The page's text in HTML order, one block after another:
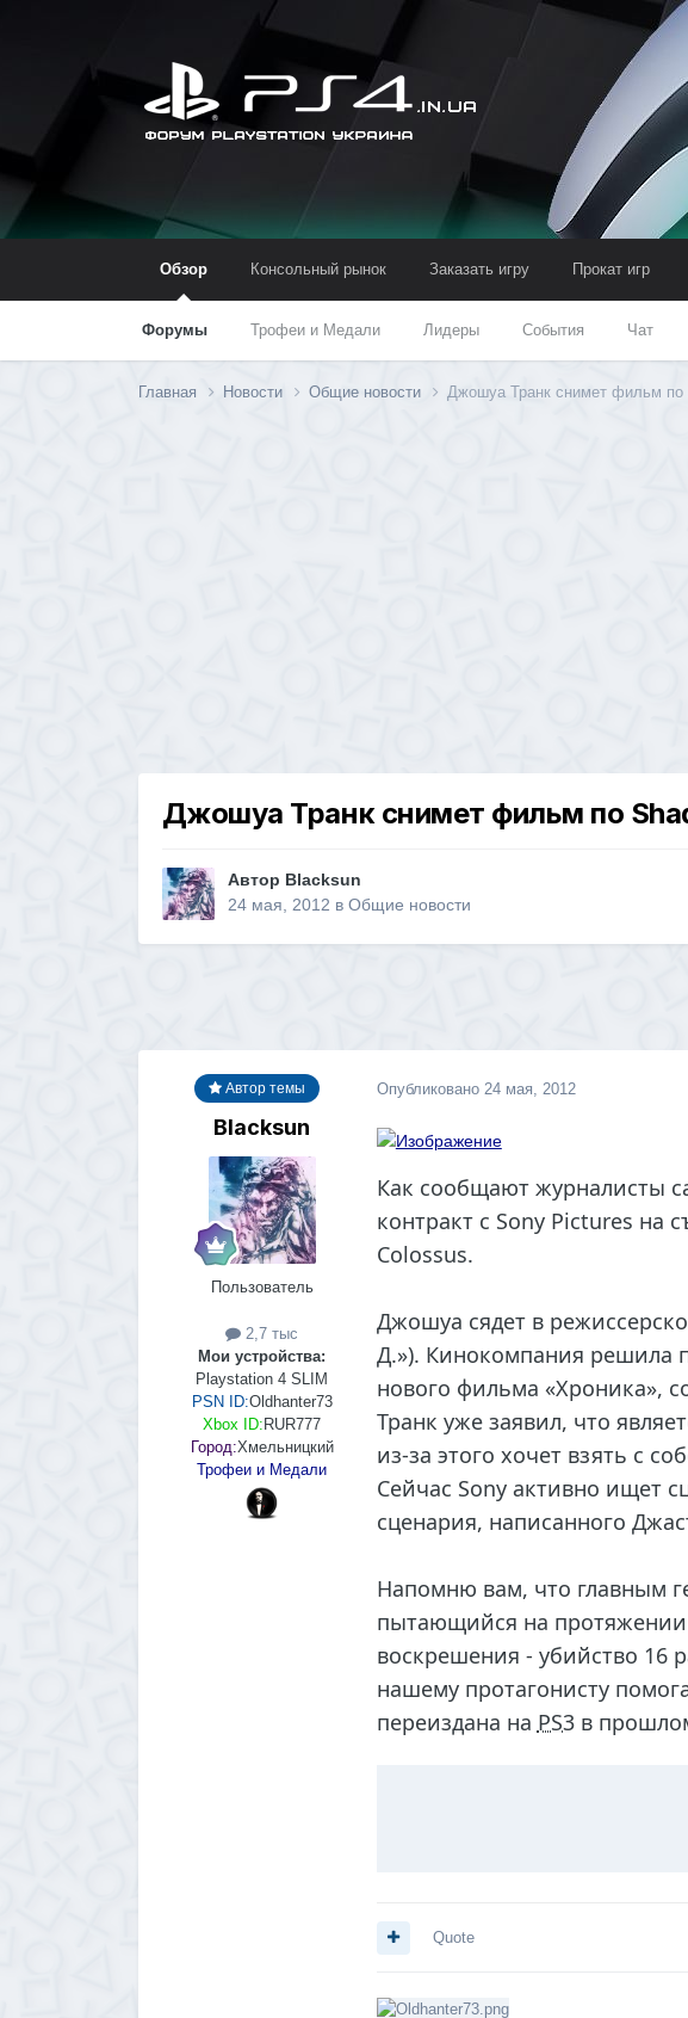
Обзор
Форумы Трофеи и Медали Лидеры События Чат
Консольный рынок Заказать игру Прокат игр
Главная Новости Общие новости Джошуа Транк снимет фильм по
Джошуа Транк снимет фильм по
Автор Blacksun
24 мая, 2012 в Общие новости
Автор темы
Blacksun
Пользователь
2,7 тыс
Мои устройства:
Playstation 4 SLIM
PSN ID:Oldhanter73
Xbox ID: RUR777
Город:Хмельницкий
Трофеи и Медали
Опубликовано 24 мая, 2012
Как сообщают журналисты
контракт с Sony Pictures на
Colossus.
Джошуа сядет в
Д.»). Кинокомпания решила
нового фильма «Хроника»,
Транк уже заявил, что
из-за этого хочет взять с
Сейчас Sony активно ищет
сценария, написанного
Напомню вам, что главным
пытающийся на
воскрешения - убийство 16
нашему протагонисту
переиздана на PS3в
Quote